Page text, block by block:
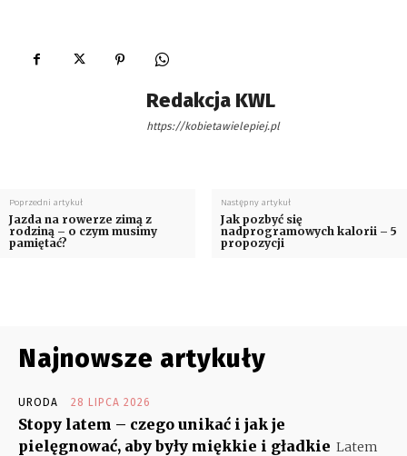
Redakcja KWL
https://kobietawielepiej.pl
Poprzedni artykuł
Jazda na rowerze zimą z
rodziną – o czym musimy
pamiętać?
Następny artykuł
Jak pozbyć się
nadprogramowych kalorii – 5
propozycji
Najnowsze artykuły
URODA 28 LIPCA 2026
Stopy latem – czego unikać i jak je
pielęgnować, aby były miękkie i gładkie Latem